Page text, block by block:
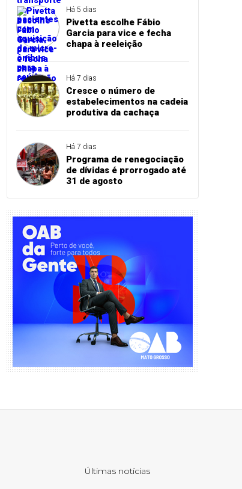
Há 5 dias
Pivetta escolhe Fábio
Garcia para vice e fecha
chapa à reeleição
Há 7 dias
Cresce o número de
estabelecimentos na cadeia
produtiva da cachaça
Há 7 dias
Programa de renegociação
de dívidas é prorrogado até
31 de agosto
Últimas notícias